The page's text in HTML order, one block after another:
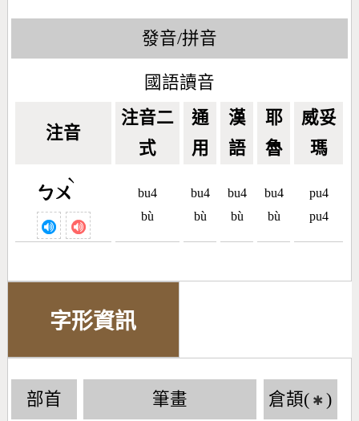
發音/拼音
國語讀音
注音
注音二
式
通
用
漢
語
耶
魯
威妥
瑪
ㄅㄨ
ˋ
bu4
bù
bu4
bù
bu4
bù
bu4
bù
pu4
pu4
字形資訊
部首 筆畫 倉頡( ✱ )